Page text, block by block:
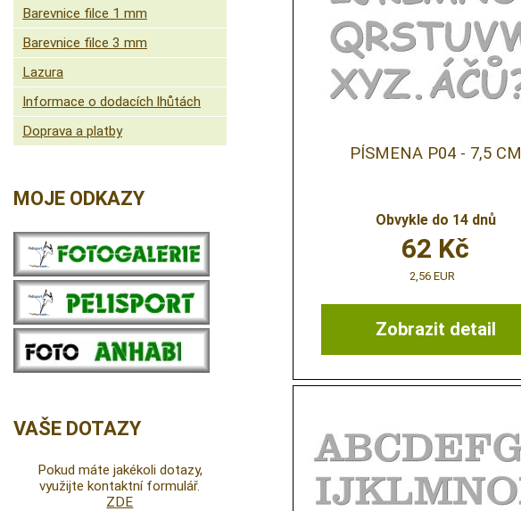
PÍSMENA P04 - 7,5 CM
Obvykle do 14 dnů
Zobrazit detail
62 Kč
2,56 EUR
Barevnice filce 1 mm
Barevnice filce 3 mm
Lazura
Informace o dodacích lhůtách
Doprava a platby
MOJE ODKAZY
VAŠE DOTAZY
Pokud máte jakékoli dotazy,
využijte kontaktní formulář.
ZDE